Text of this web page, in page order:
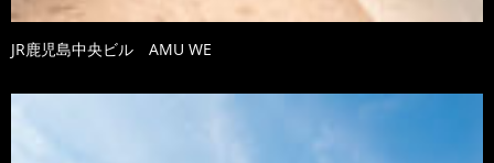
JR鹿児島中央ビル AMU WE